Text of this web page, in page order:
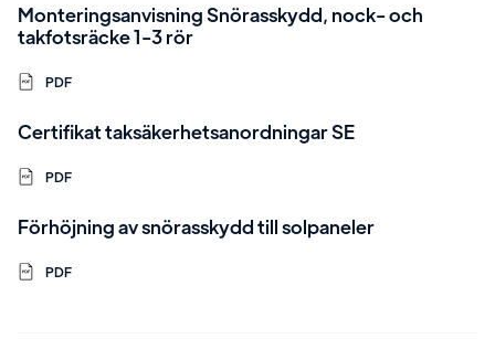
Monteringsanvisning Snörasskydd, nock- och
takfotsräcke 1-3 rör
PDF
Certifikat taksäkerhetsanordningar SE
PDF
Förhöjning av snörasskydd till solpaneler
PDF